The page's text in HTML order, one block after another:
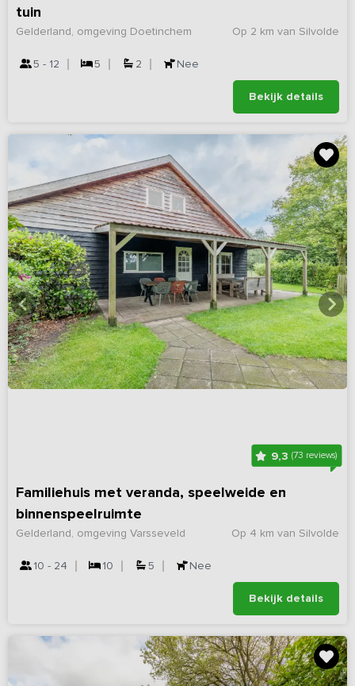
tuin
Op 2 km van Silvolde
Gelderland, omgeving Doetinchem
5 - 12 5 2 Nee
Bekijk details
9,3(73 reviews)
Familiehuis met veranda, speelweide en
binnenspeelruimte
Op 4 km van Silvolde
Gelderland, omgeving Varsseveld
10 - 24 10 5 Nee
Bekijk details